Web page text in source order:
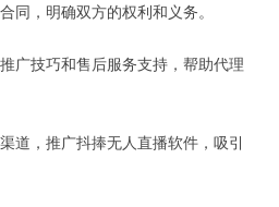
同，明确双方的权利和义务。
广技巧和售后服务支持，帮助代理
道，推广抖捧无人直播软件，吸引